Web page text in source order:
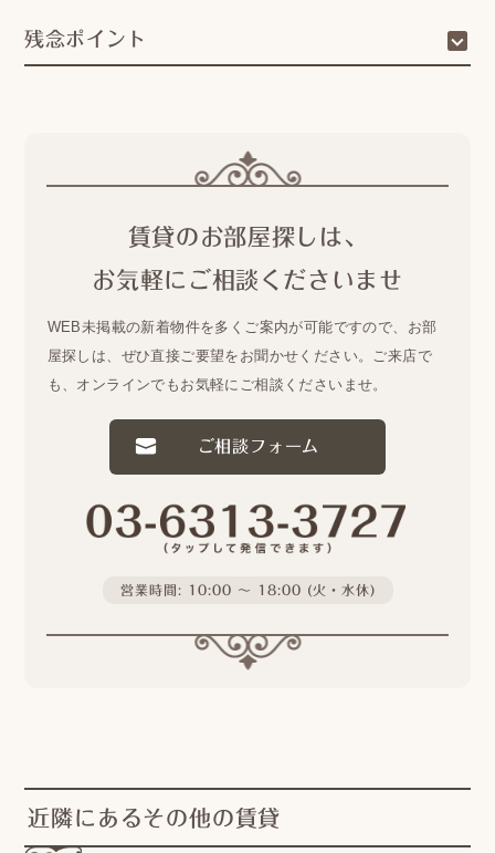
残念ポイント
賃貸のお部屋探しは、
お気軽にご相談くださいませ
WEB未掲載の新着物件を多くご案内が可能ですので、 お部
屋探しは、ぜひ直接ご要望をお聞かせください。
ご来店で
も、オンラインでもお気軽にご相談くださいませ。
ご相談フォーム
営業時間: 10:00 〜 18:00 (火・水休)
近隣にあるその他の賃貸